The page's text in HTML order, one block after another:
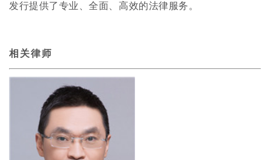
发行提供了专业、全面、高效的法律服务。
相关律师